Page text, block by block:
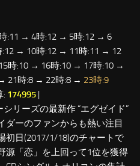
:11 → 4時:12 → 5時:12 → 6
→ 10時:12 → 11時:11 → 12
時:10 → 16時:10 → 17時:10 →
21時:8 → 22時:8 → 23時:9
: 174995 |
シリーズの最新作 “エグゼイド”
ダーのファンからも熱い注目
初日(2017/1/18)のチャートで
源「恋」を上回って1位を獲得